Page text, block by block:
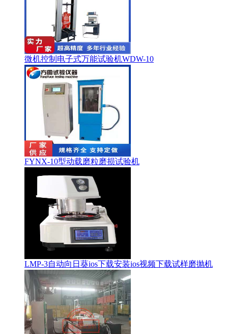
微机控制电子式万能试验机WDW-10
FYNX-10型动载磨粒磨损试验机
LMP-3自动向日葵ios下载安装ios视频下载试样磨抛机